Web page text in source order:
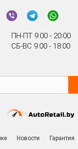
ПН-ПТ 9:00 - 20:00
СБ-ВС 9:00 - 18:00
Новости Гарантия